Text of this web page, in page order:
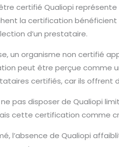
certifié Qualiopi
la certification bénéficient
d’un prestataire.
un organisme non certifié
peut être perçue comme
certifiés, car ils offrent
ne pas disposer de Qualiopi
cette certification comme
l’absence de Qualiopi